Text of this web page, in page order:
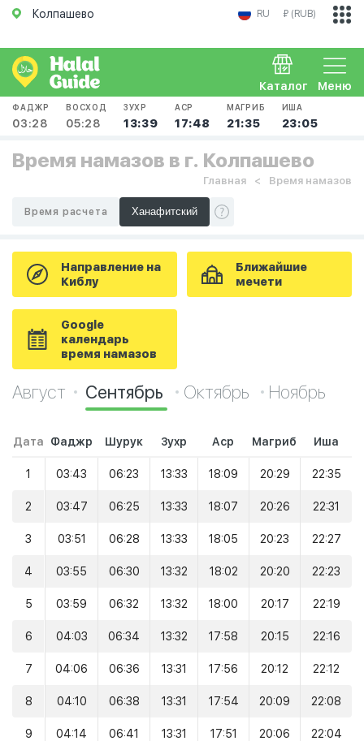
Колпашево RU ₽ (RUB)
Меню
Каталог
ФАДЖР
03:28
ВОСХОД
05:28
ЗУХР
13:39
АСР
17:48
МАГРИБ
21:35
ИША
23:05
Время намазов в г. Колпашево
Главная Время намазов
Время расчета
Направление на
Киблу
Ближайшие
мечети
Google
календарь
время намазов
Август Сентябрь Октябрь Ноябрь
Дата Фаджр Шурук Зухр Аср Магриб Иша
1 03:43 06:23 13:33 18:09 20:29 22:35
2 03:47 06:25 13:33 18:07 20:26 22:31
3 03:51 06:28 13:33 18:05 20:23 22:27
4 03:55 06:30 13:32 18:02 20:20 22:23
5 03:59 06:32 13:32 18:00 20:17 22:19
6 04:03 06:34 13:32 17:58 20:15 22:16
7 04:06 06:36 13:31 17:56 20:12 22:12
8 04:10 06:38 13:31 17:54 20:09 22:08
9 04:14 06:41 13:31 17:51 20:06 22:04